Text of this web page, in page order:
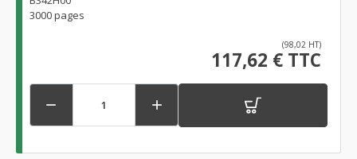
3000 pages
(98,02 HT)
117,62 € TTC
 